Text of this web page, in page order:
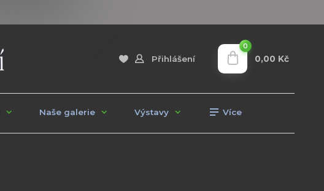
Přihlášení
0
0,00 Kč
Naše galerie Výstavy Více